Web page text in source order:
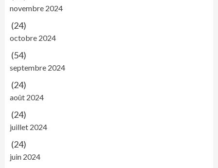
novembre 2024
(24)
octobre 2024
(54)
septembre 2024
(24)
août 2024
(24)
juillet 2024
(24)
juin 2024